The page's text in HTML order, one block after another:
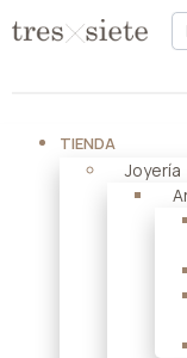
TIENDA
Joyería